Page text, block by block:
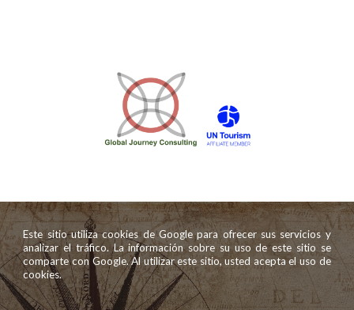
Este sitio utiliza cookies de Google para ofrecer sus servicios y
analizar el tráfico. La información sobre su uso de este sitio se
comparte con Google. Al utilizar este sitio, usted acepta el uso de
cookies.